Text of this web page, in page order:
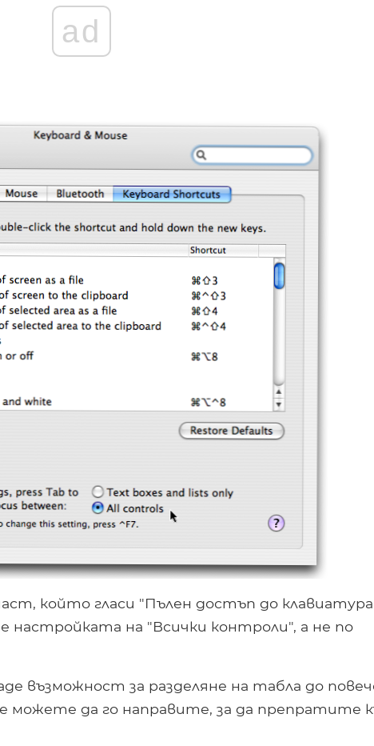
ad
който гласи "Пълен достъп до
на "Всички контроли", а не по
възможност за разделяне на табла до
можете да го направите, за да препратите